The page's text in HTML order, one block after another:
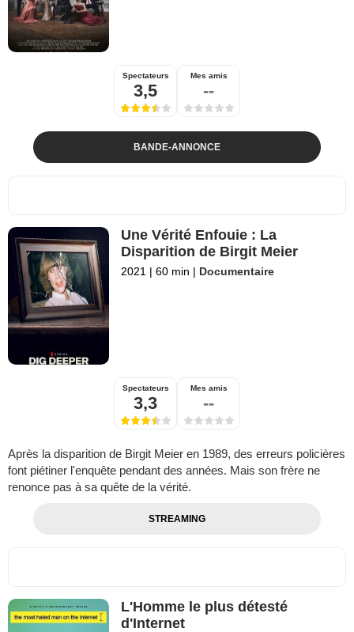
Spectateurs
3,5
Mes amis
--
BANDE-ANNONCE
Une Vérité Enfouie : La
Disparition de Birgit Meier
2021 | 60 min | Documentaire
Spectateurs
3,3
Mes amis
--
Après la disparition de Birgit Meier en 1989, des erreurs policières
font piétiner l'enquête pendant des années. Mais son frère ne
renonce pas à sa quête de la vérité.
STREAMING
L'Homme le plus détesté
d'Internet